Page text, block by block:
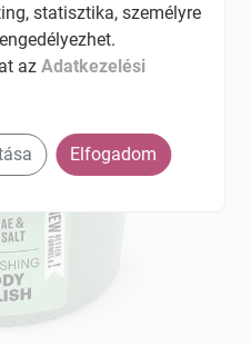
statisztika, személyre
azAdatkezelési
Elfogadom